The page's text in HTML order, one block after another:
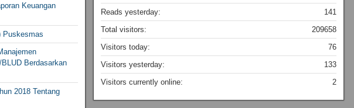
Keuangan
Puskesmas
Berdasarkan
2018 Tentang
141
Reads yesterday:
209658
Total visitors:
76
Visitors today:
133
Visitors yesterday:
2
Visitors currently online: